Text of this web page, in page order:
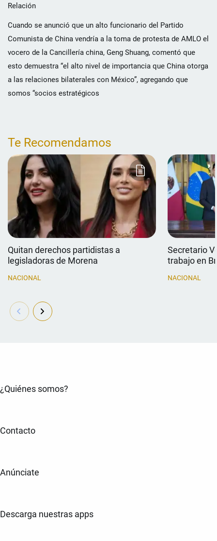
Relación
Cuando se anunció que un alto funcionario del Partido
Comunista de China vendría a la toma de protesta de AMLO el
vocero de la Cancillería china, Geng Shuang, comentó que
esto demuestra “el alto nivel de importancia que China otorga
a las relaciones bilaterales con México”, agregando que
somos “socios estratégicos
Te Recomendamos
Quitan derechos partidistas a
legisladoras de Morena
NACIONAL
Secretario
trabajo en
NACIONAL
¿Quiénes somos?
Contacto
Anúnciate
Descarga nuestras apps